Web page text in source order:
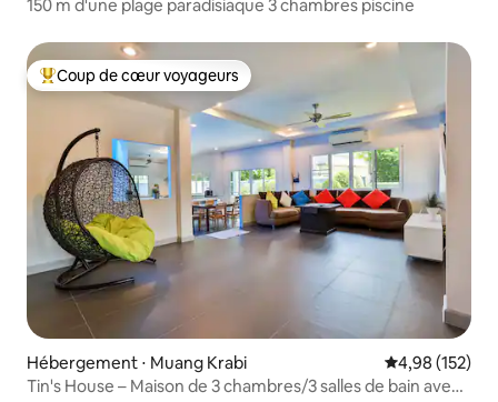
150 m d'une plage paradisiaque 3 chambres piscine
Coups de cœur voyageurs les plus appréciés
Coup de cœur voyageurs
Hébergement ⋅ Muang Krabi Évaluation
4,98 (152)
Tin's House – Maison de 3 chambres/3 salles de bain avec